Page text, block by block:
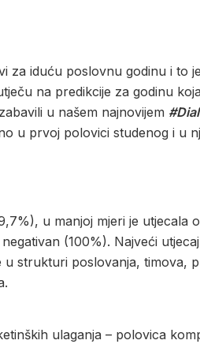
iduću poslovnu godinu i to
na predikcije za godinu
u našem najnovijem
u prvoj polovici studenog i u
u manjoj mjeri je utjecala
(100%). Najveći
strukturi poslovanja, timova,
ulaganja – polovica